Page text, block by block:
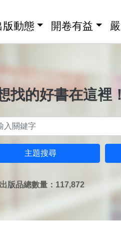
版動態 開卷有益
找的好書在這裡！
主題搜尋
版品總數量：117,872